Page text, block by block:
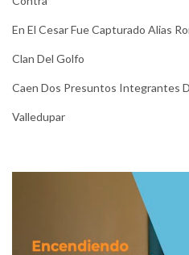
En El Cesar Fue Capturado Alias
Clan Del Golfo
Caen Dos Presuntos Integrantes
Valledupar